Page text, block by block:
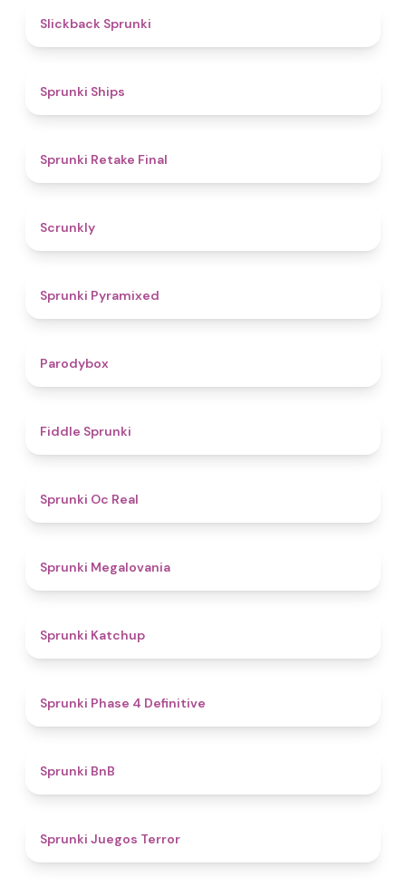
Slickback Sprunki
Sprunki Ships
Sprunki Retake Final
Scrunkly
Sprunki Pyramixed
Parodybox
Fiddle Sprunki
Sprunki Oc Real
Sprunki Megalovania
Sprunki Katchup
Sprunki Phase 4 Definitive
Sprunki BnB
Sprunki Juegos Terror